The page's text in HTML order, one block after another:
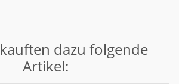
dazu folgende
Artikel: